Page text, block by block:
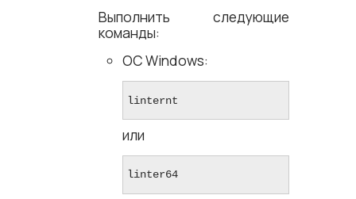
Выполнить следующие
команды:
ОС Windows:
linternt
или
linter64